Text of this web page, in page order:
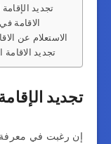
تجديد
الاقامة في
الاستعلام عن
تجديد الاقامة
تجديد الإقامة
إن رغبت في